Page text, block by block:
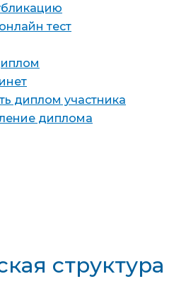
тест
диплом участника
диплома
структура